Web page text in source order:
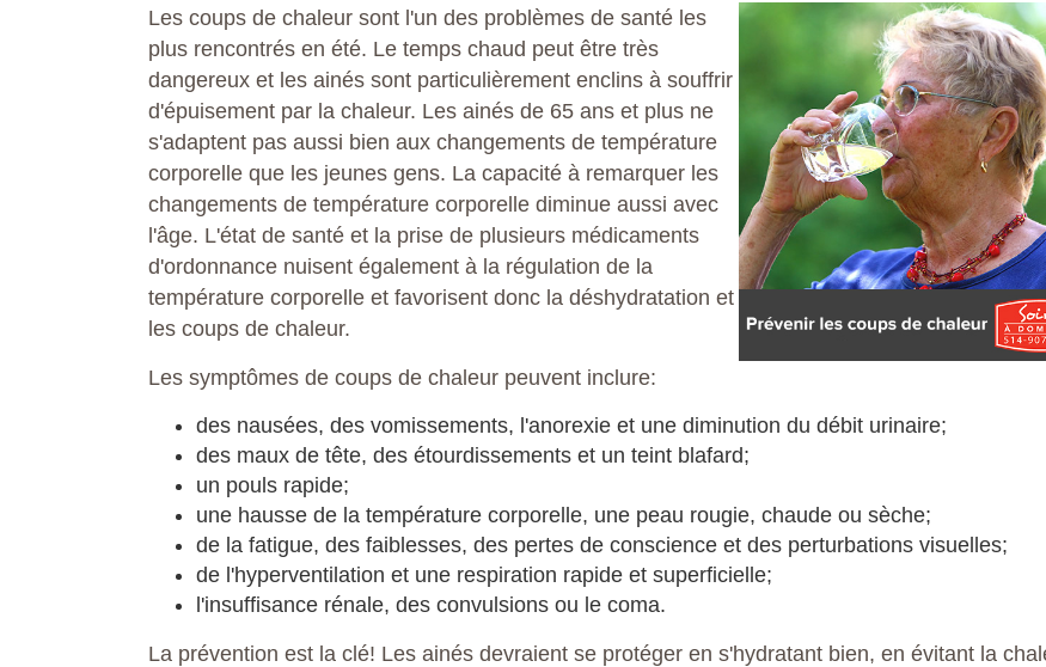
Les coups de chaleur sont l'un des problèmes de santé les
plus rencontrés en été. Le temps chaud peut être très
dangereux et les ainés sont particulièrement enclins à souffrir
d'épuisement par la chaleur. Les ainés de 65 ans et plus ne
s'adaptent pas aussi bien aux changements de température
corporelle que les jeunes gens. La capacité à remarquer les
changements de température corporelle diminue aussi avec
l'âge. L'état de santé et la prise de plusieurs médicaments
d'ordonnance nuisent également à la régulation de la
température corporelle et favorisent donc la déshydratation et
les coups de chaleur.
Les symptômes de coups de chaleur peuvent inclure:
des nausées, des vomissements, l'anorexie et une diminution du débit urinaire;
des maux de tête, des étourdissements et un teint blafard;
un pouls rapide;
une hausse de la température corporelle, une peau rougie, chaude ou sèche;
de la fatigue, des faiblesses, des pertes de conscience et des perturbations visuelles;
de l'hyperventilation et une respiration rapide et superficielle;
l'insuffisance rénale, des convulsions ou le coma.
La prévention est la clé! Les ainés devraient se protéger en s'hydratant bien, en évitant la